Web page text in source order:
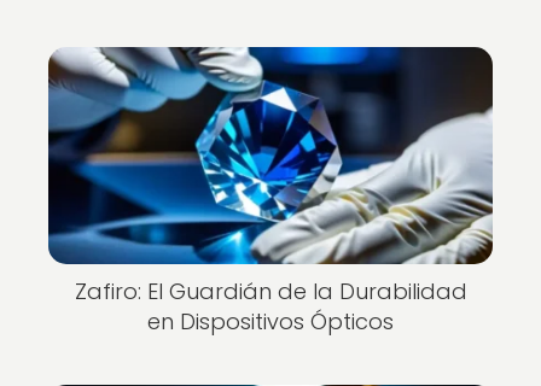
Zafiro: El Guardián de la Durabilidad
en Dispositivos Ópticos